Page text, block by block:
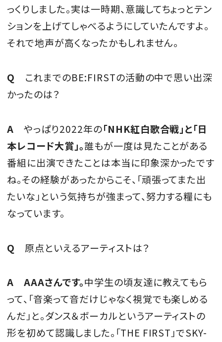
っくりしました。実は一時期、意識してちょっとテン
ションを上げてしゃべるようにしていたんですよ。
それで地声が高くなったかもしれません。
Q これまでのBE:FIRSTの活動の中で思い出深
かったのは？
Aやっぱり2022年の「NHK紅白歌合戦」と「日
本レコード大賞」。誰もが一度は見たことがある
番組に出演できたことは本当に印象深かったです
ね。その経験があったからこそ、「頑張ってまた出
たいな」という気持ちが強まって、努力する糧にも
なっています。
Q 原点といえるアーティストは？
A AAAさんです。中学生の頃友達に教えてもら
って、「音楽って音だけじゃなく視覚でも楽しめる
んだ」と。ダンス＆ボーカルというアーティストの
形を初めて認識しました。「THE FIRST」でSKY-